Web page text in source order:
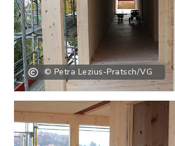
© Petra Lezius-Pratsch/VG